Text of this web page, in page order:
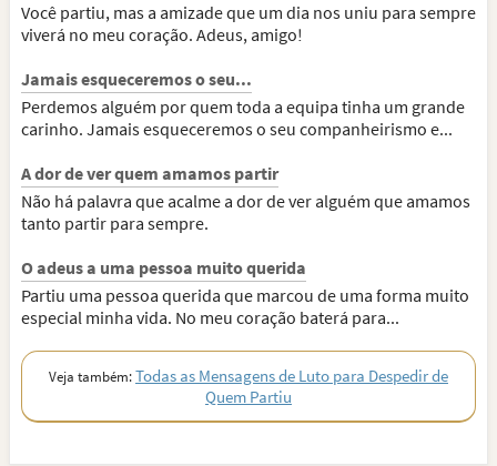
Você partiu, mas a amizade que um dia nos uniu para sempre
viverá no meu coração. Adeus, amigo!
Jamais esqueceremos o seu...
Perdemos alguém por quem toda a equipa tinha um grande
carinho. Jamais esqueceremos o seu companheirismo e...
A dor de ver quem amamos partir
Não há palavra que acalme a dor de ver alguém que amamos
tanto partir para sempre.
O adeus a uma pessoa muito querida
Partiu uma pessoa querida que marcou de uma forma muito
especial minha vida. No meu coração baterá para...
Veja também:Todas as Mensagens de Luto para Despedir de
Quem Partiu